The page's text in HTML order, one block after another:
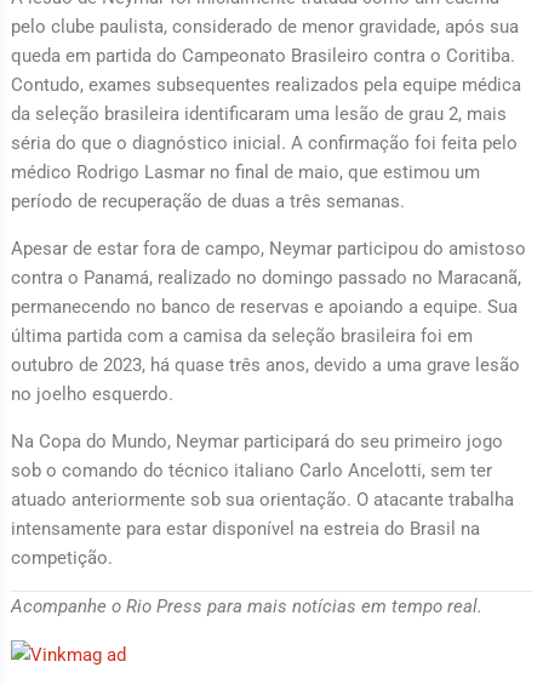
pelo clube paulista, considerado de menor gravidade, após sua
queda em partida do Campeonato Brasileiro contra o Coritiba.
Contudo, exames subsequentes realizados pela equipe médica
da seleção brasileira identificaram uma lesão de grau 2, mais
séria do que o diagnóstico inicial. A confirmação foi feita pelo
médico Rodrigo Lasmar no final de maio, que estimou um
período de recuperação de duas a três semanas.
Apesar de estar fora de campo, Neymar participou do amistoso
contra o Panamá, realizado no domingo passado no Maracanã,
permanecendo no banco de reservas e apoiando a equipe. Sua
última partida com a camisa da seleção brasileira foi em
outubro de 2023, há quase três anos, devido a uma grave lesão
no joelho esquerdo.
Na Copa do Mundo, Neymar participará do seu primeiro jogo
sob o comando do técnico italiano Carlo Ancelotti, sem ter
atuado anteriormente sob sua orientação. O atacante trabalha
intensamente para estar disponível na estreia do Brasil na
competição.
Acompanhe o Rio Press para mais notícias em tempo real.